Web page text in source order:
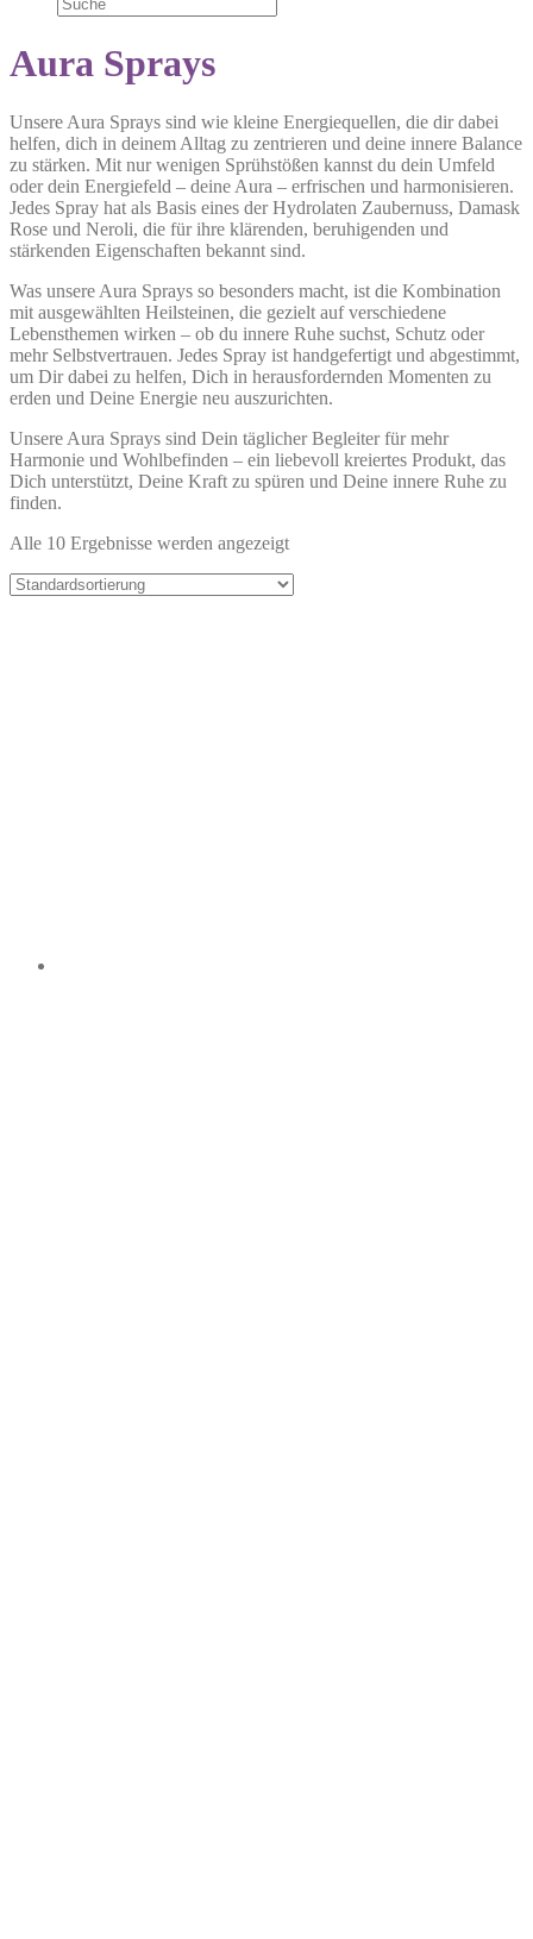
Aura Sprays
Unsere Aura Sprays sind wie kleine Energiequellen, die dir dabei
helfen, dich in deinem Alltag zu zentrieren und deine innere Balance
zu stärken. Mit nur wenigen Sprühstößen kannst du dein Umfeld
oder dein Energiefeld – deine Aura – erfrischen und harmonisieren.
Jedes Spray hat als Basis eines der Hydrolaten Zaubernuss, Damask
Rose und Neroli, die für ihre klärenden, beruhigenden und
stärkenden Eigenschaften bekannt sind.
Was unsere Aura Sprays so besonders macht, ist die Kombination
mit ausgewählten Heilsteinen, die gezielt auf verschiedene
Lebensthemen wirken – ob du innere Ruhe suchst, Schutz oder
mehr Selbstvertrauen. Jedes Spray ist handgefertigt und abgestimmt,
um Dir dabei zu helfen, Dich in herausfordernden Momenten zu
erden und Deine Energie neu auszurichten.
Unsere Aura Sprays sind Dein täglicher Begleiter für mehr
Harmonie und Wohlbefinden – ein liebevoll kreiertes Produkt, das
Dich unterstützt, Deine Kraft zu spüren und Deine innere Ruhe zu
finden.
Alle 10 Ergebnisse werden angezeigt